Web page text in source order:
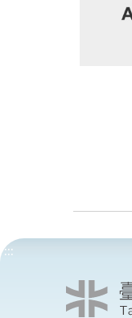
:::